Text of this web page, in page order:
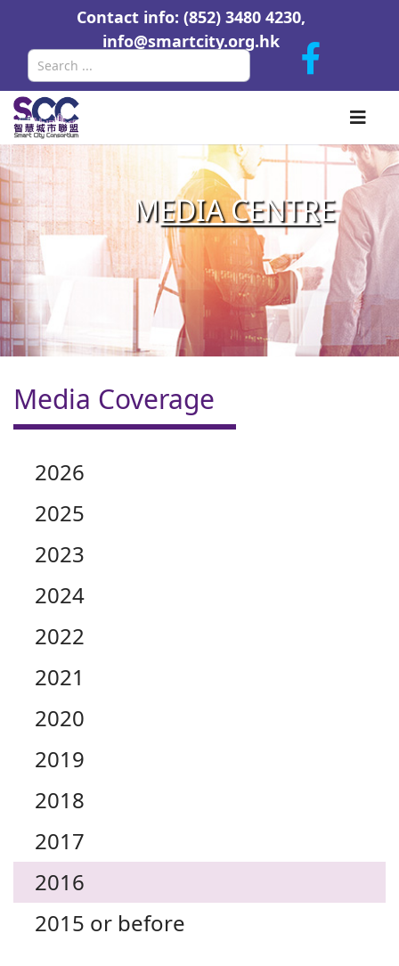
Contact info: (852) 3480 4230,
info@smartcity.org.hk
MEDIA CENTRE
Media Coverage
2026
2025
2023
2024
2022
2021
2020
2019
2018
2017
2016
2015 or before